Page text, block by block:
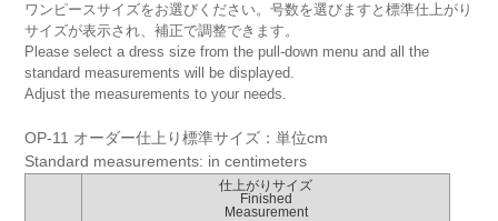
ワンピースサイズをお選びください。号数を選びますと標準仕上がり
サイズが表示され、補正で調整できます。
Please select a dress size from the pull-down menu and all the
standard measurements will be displayed.
Adjust the measurements to your needs.
OP-11 オーダー仕上り標準サイズ：単位cm
Standard measurements: in centimeters
仕上がりサイズ
Finished
Measurement